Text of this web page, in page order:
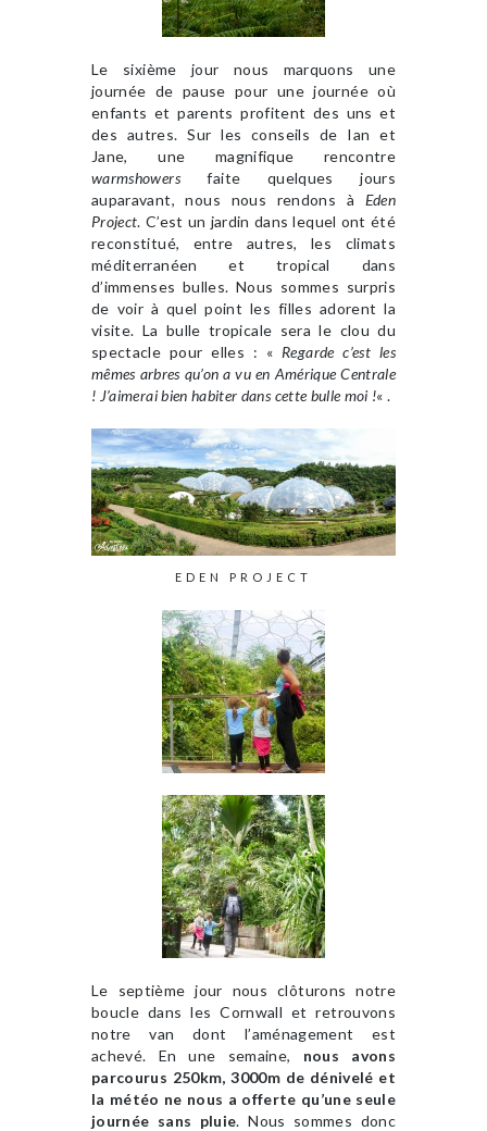
Le sixième jour nous marquons une
journée de pause pour une journée où
enfants et parents profitent des uns et
des autres. Sur les conseils de Ian et
Jane, une magnifique rencontre
warmshowersfaite quelques jours
auparavant, nous nous rendons à Eden
Project. C’est un jardin dans lequel ont été
reconstitué, entre autres, les climats
méditerranéen et tropical dans
d’immenses bulles. Nous sommes surpris
de voir à quel point les filles adorent la
visite. La bulle tropicale sera le clou du
spectacle pour elles : « Regarde c’est les
mêmes arbres qu’on a vu en Amérique Centrale
! J’aimerai bien habiter dans cette bulle moi !« .
EDEN PROJECT
Le septième jour nous clôturons notre
boucle dans les Cornwall et retrouvons
notre van dont l’aménagement est
achevé. En une semaine, nous avons
parcourus 250km, 3000m de dénivelé et
la météo ne nous a offerte qu’une seule
journée sans pluie. Nous sommes donc